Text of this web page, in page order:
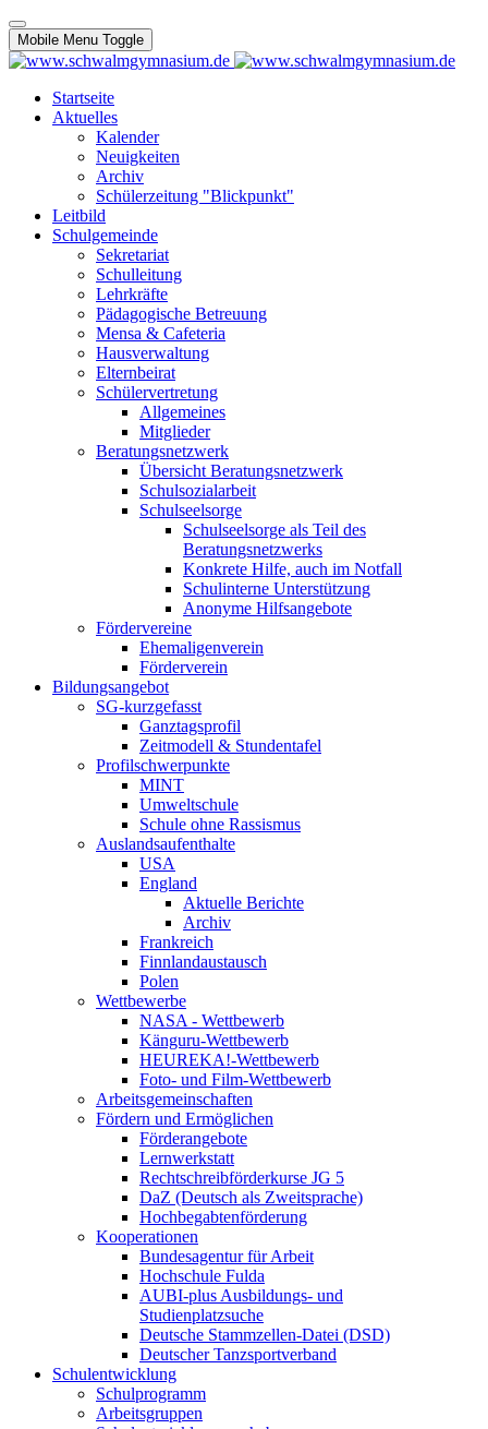
Mobile Menu Toggle
Startseite
Aktuelles
Kalender
Neuigkeiten
Archiv
Schülerzeitung "Blickpunkt"
Leitbild
Schulgemeinde
Sekretariat
Schulleitung
Lehrkräfte
Pädagogische Betreuung
Mensa & Cafeteria
Hausverwaltung
Elternbeirat
Schülervertretung
Allgemeines
Mitglieder
Beratungsnetzwerk
Übersicht Beratungsnetzwerk
Schulsozialarbeit
Schulseelsorge
Schulseelsorge als Teil des
Beratungsnetzwerks
Konkrete Hilfe, auch im Notfall
Schulinterne Unterstützung
Anonyme Hilfsangebote
Fördervereine
Ehemaligenverein
Förderverein
Bildungsangebot
SG-kurzgefasst
Ganztagsprofil
Zeitmodell & Stundentafel
Profilschwerpunkte
MINT
Umweltschule
Schule ohne Rassismus
Auslandsaufenthalte
USA
England
Aktuelle Berichte
Archiv
Frankreich
Finnlandaustausch
Polen
Wettbewerbe
NASA - Wettbewerb
Känguru-Wettbewerb
HEUREKA!-Wettbewerb
Foto- und Film-Wettbewerb
Arbeitsgemeinschaften
Fördern und Ermöglichen
Förderangebote
Lernwerkstatt
Rechtschreibförderkurse JG 5
DaZ (Deutsch als Zweitsprache)
Hochbegabtenförderung
Kooperationen
Bundesagentur für Arbeit
Hochschule Fulda
AUBI-plus Ausbildungs- und
Studienplatzsuche
Deutsche Stammzellen-Datei (DSD)
Deutscher Tanzsportverband
Schulentwicklung
Schulprogramm
Arbeitsgruppen